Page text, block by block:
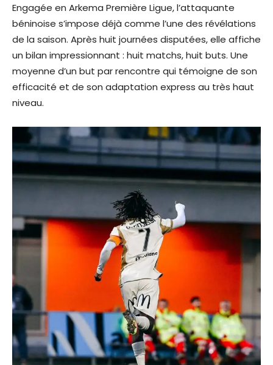
Engagée en Arkema Première Ligue, l’attaquante
béninoise s’impose déjà comme l’une des révélations
de la saison. Après huit journées disputées, elle affiche
un bilan impressionnant : huit matchs, huit buts. Une
moyenne d’un but par rencontre qui témoigne de son
efficacité et de son adaptation express au très haut
niveau.